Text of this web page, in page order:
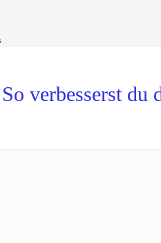
verbesserst du